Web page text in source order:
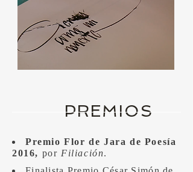
PREMIOS
Premio Flor de Jara de Poesía
2016, por Filiación.